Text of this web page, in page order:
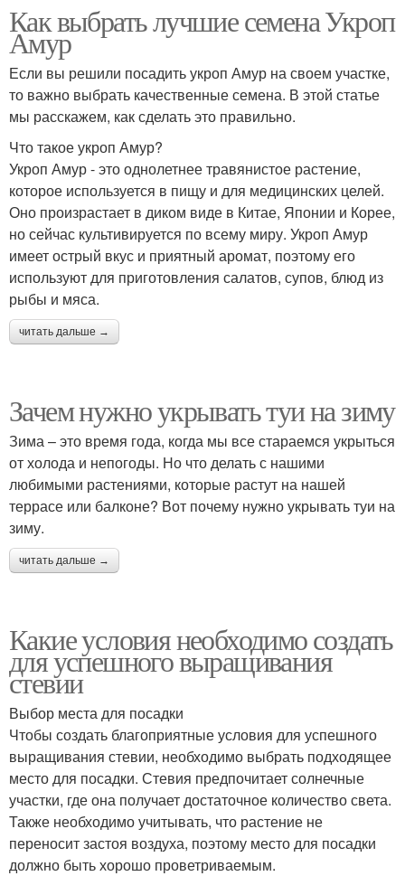
Как выбрать лучшие семена Укроп
Амур
Если вы решили посадить укроп Амур на своем участке,
то важно выбрать качественные семена. В этой статье
мы расскажем, как сделать это правильно.
Что такое укроп Амур?
Укроп Амур - это однолетнее травянистое растение,
которое используется в пищу и для медицинских целей.
Оно произрастает в диком виде в Китае, Японии и Корее,
но сейчас культивируется по всему миру. Укроп Амур
имеет острый вкус и приятный аромат, поэтому его
используют для приготовления салатов, супов, блюд из
рыбы и мяса.
читать дальше →
Зачем нужно укрывать туи на зиму
Зима – это время года, когда мы все стараемся укрыться
от холода и непогоды. Но что делать с нашими
любимыми растениями, которые растут на нашей
террасе или балконе? Вот почему нужно укрывать туи на
зиму.
читать дальше →
Какие условия необходимо создать
для успешного выращивания
стевии
Выбор места для посадки
Чтобы создать благоприятные условия для успешного
выращивания стевии, необходимо выбрать подходящее
место для посадки. Стевия предпочитает солнечные
участки, где она получает достаточное количество света.
Также необходимо учитывать, что растение не
переносит застоя воздуха, поэтому место для посадки
должно быть хорошо проветриваемым.